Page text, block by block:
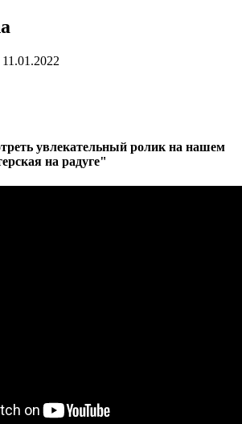
увлекательный ролик на нашем
на радуге"